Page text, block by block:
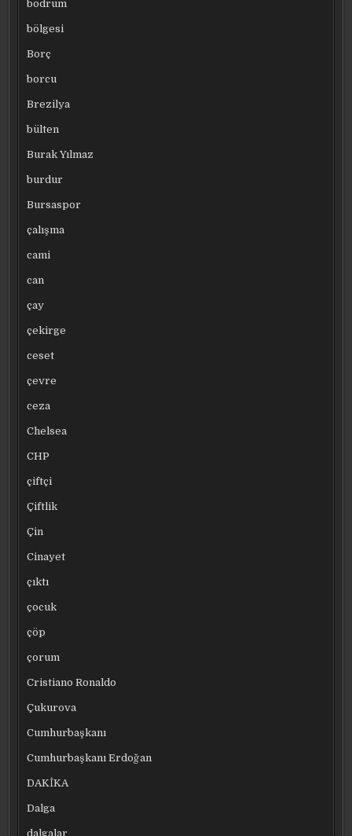
bodrum
bölgesi
Borç
borcu
Brezilya
bülten
Burak Yılmaz
burdur
Bursaspor
çalışma
cami
can
çay
çekirge
ceset
çevre
ceza
Chelsea
CHP
çiftçi
Çiftlik
Çin
Cinayet
çıktı
çocuk
çöp
çorum
Cristiano Ronaldo
Çukurova
Cumhurbaşkanı
Cumhurbaşkanı Erdoğan
DAKİKA
Dalga
dalgalar